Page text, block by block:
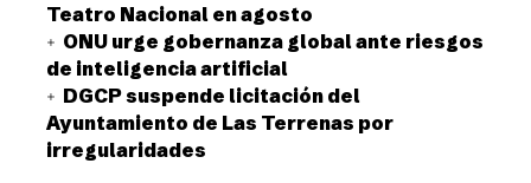
Teatro Nacional en agosto
ONU urge gobernanza global ante riesgos
de inteligencia artificial
DGCP suspende licitación del
Ayuntamiento de Las Terrenas por
irregularidades